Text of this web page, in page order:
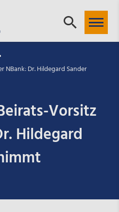
NBank: Dr. Hildegard Sander
Vorsitz
Hildegard